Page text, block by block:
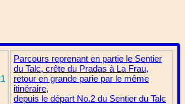
Parcours reprenant en partie le Sentier
du Talc, crête du Pradas à La Frau,
retour en grande parie par le même
itinéraire,
depuis le départ No.2 du Sentier du Talc